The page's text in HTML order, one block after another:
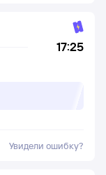
17:25
Увидели ошибку?